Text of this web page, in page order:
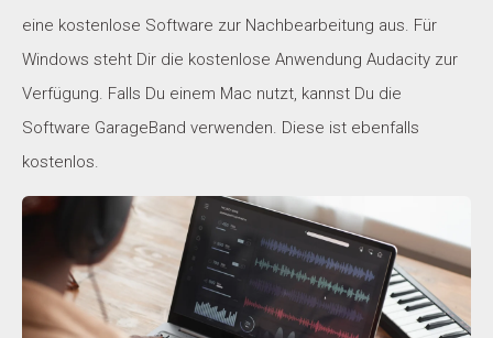
eine kostenlose Software zur Nachbearbeitung aus. Für
Windows steht Dir die kostenlose Anwendung Audacity zur
Verfügung. Falls Du einem Mac nutzt, kannst Du die
Software GarageBand verwenden. Diese ist ebenfalls
kostenlos.